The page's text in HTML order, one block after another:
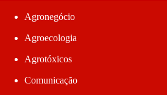
Agronegócio
Agroecologia
Agrotóxicos
Comunicação